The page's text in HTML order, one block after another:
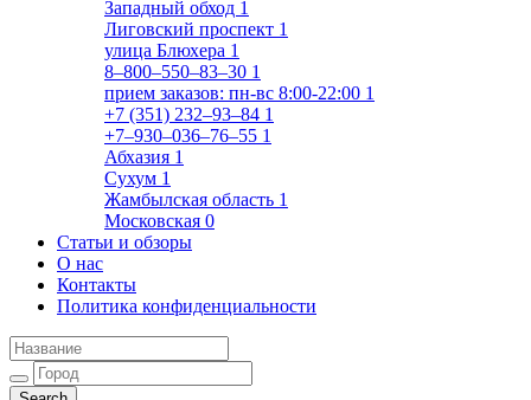
Западный обход 1
Лиговский проспект 1
улица Блюхера 1
8‒800‒550‒83‒30 1
прием заказов: пн-вс 8:00-22:00 1
+7 (351) 232‒93‒84 1
+7‒930‒036‒76‒55 1
Абхазия 1
Сухум 1
Жамбылская область 1
Московская 0
Статьи и обзоры
О нас
Контакты
Политика конфиденциальности